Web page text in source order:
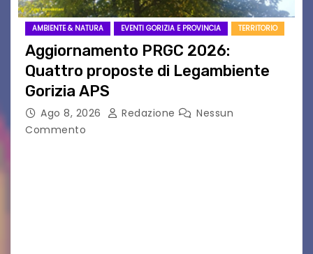
AMBIENTE & NATURA EVENTI GORIZIA E PROVINCIA TERRITORIO
Aggiornamento PRGC 2026:
Quattro proposte di Legambiente
Gorizia APS
Ago 8, 2026 Redazione
Nessun
Commento